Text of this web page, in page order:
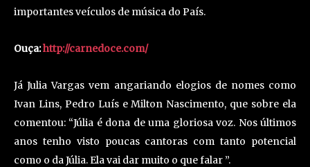
importantes veículos de música do País.
Ouça:http://carnedoce.com/
Já Julia Vargas vem angariando elogios de nomes como
Ivan Lins, Pedro Luís e Milton Nascimento, que sobre ela
comentou: “Júlia é dona de uma gloriosa voz. Nos últimos
anos tenho visto poucas cantoras com tanto potencial
como o da Júlia. Ela vai dar muito o que falar ”.